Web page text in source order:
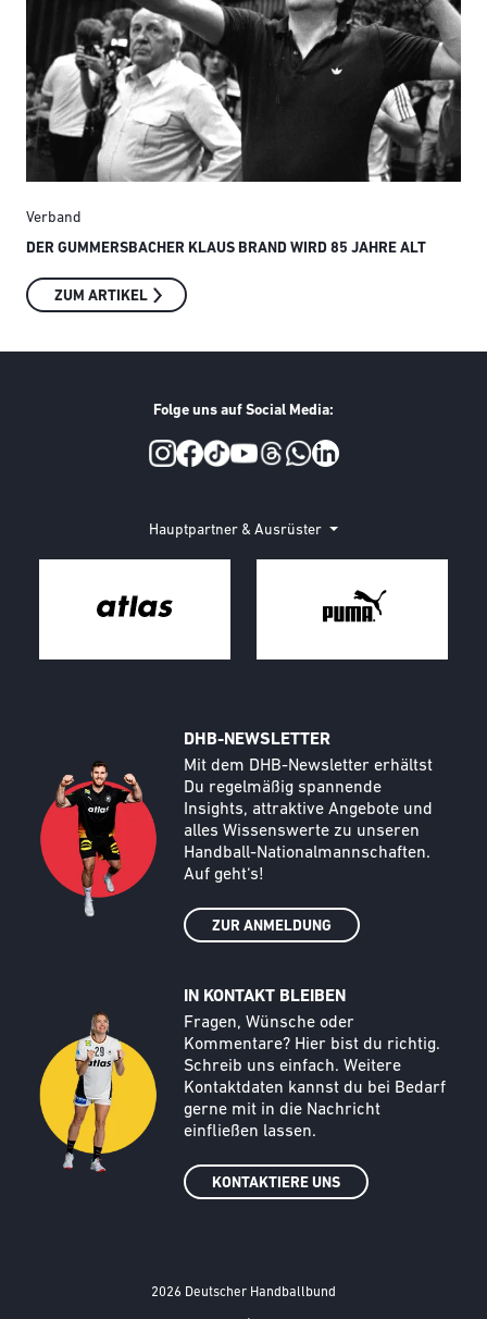
Verband
DER GUMMERSBACHER KLAUS BRAND WIRD 85 JAHRE ALT
ZUM ARTIKEL
Folge uns auf Social Media:
Hauptpartner & Ausrüster
DHB-NEWSLETTER
Text
Mit dem DHB-Newsletter erhältst
Du regelmäßig spannende
Insights, attraktive Angebote und
alles Wissenswerte zu unseren
Handball-Nationalmannschaften.
Auf geht‘s!
ZUR ANMELDUNG
Call to action image
IN KONTAKT BLEIBEN
Text
Fragen, Wünsche oder
Kommentare? Hier bist du richtig.
Schreib uns einfach. Weitere
Kontaktdaten kannst du bei Bedarf
gerne mit in die Nachricht
einfließen lassen.
KONTAKTIERE UNS
2026 Deutscher Handballbund